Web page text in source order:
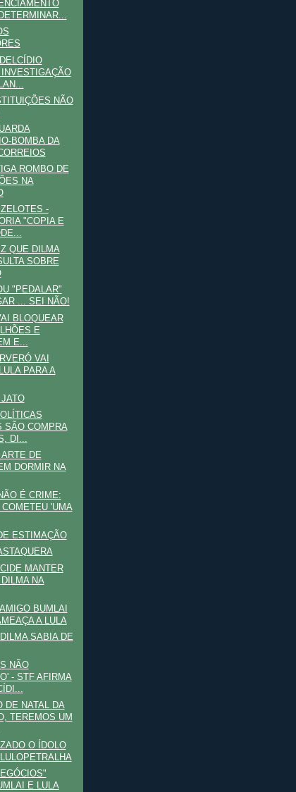
NÃO
BOMBA DA
ROMBO DE
NA
-
"COPIA E
QUE DILMA
SOBRE
"PEDALAR"
... SEI NÃO!
BLOQUEAR
E
E...
VAI
PARA A
SÃO COMPRA
DI...
DE
DORMIR NA
É CRIME:
COMETEU 'UMA
ESTIMAÇÃO
MANTER
DILMA NA
BUMLAI
A LULA
SABIA DE
NÃO
- STF AFIRMA
DE NATAL DA
TEREMOS UM
O ÍDOLO
E LULA